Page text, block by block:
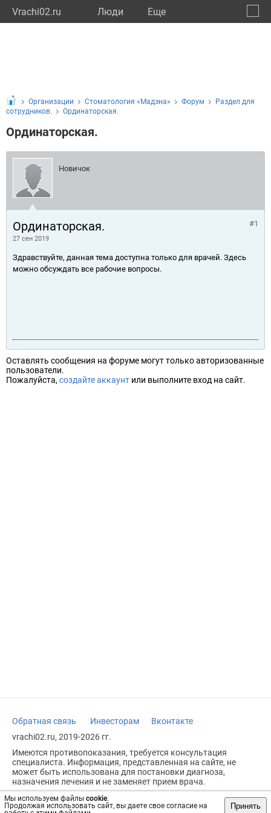
Vrachi02.ru Люди Eще
Мы используем файлы cookie.
Продолжая использовать сайт, вы даете свое согласие на
Принять
Организации Стоматология «Мадэна» Форум
Раздел для
сотрудников.
Ординаторская.
Ординаторская.
Новичок
Ординаторская.
27 сен 2019
#1
Здравствуйте, данная тема доступна только для врачей. Здесь
можно обсуждать все рабочие вопросы.
Оставлять сообщения на форуме могут только авторизованные
пользователи.
Пожалуйста, создайте аккаунт или выполните вход на сайт.
Обратная связь Инвесторам
Вконтакте
vrachi02.ru, 2019-2026 гг.
Имеются противопоказания, требуется консультация
специалиста. Информация, представленная на сайте, не
может быть использована для постановки диагноза,
назначения лечения и не заменяет прием врача.
Возрастное ограничение: 18+